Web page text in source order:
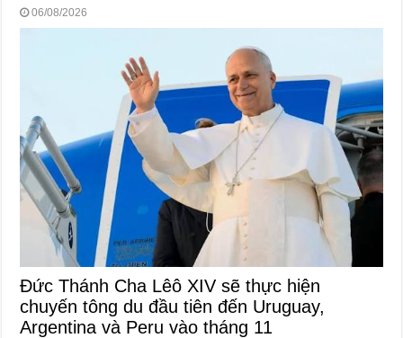
06/08/2026
Đức Thánh Cha Lêô XIV sẽ thực hiện
chuyến tông du đầu tiên đến Uruguay,
Argentina và Peru vào tháng 11